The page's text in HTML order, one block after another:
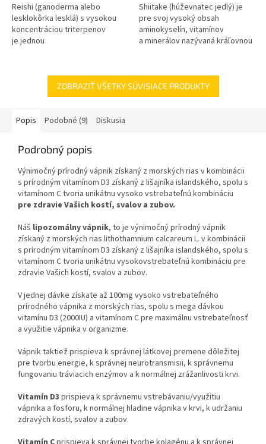
Reishi (ganoderma alebo
lesklokôrka lesklá) s vysokou
koncentráciou triterpenov
je jednou
sa využíva po...
Shiitake (húževnatec jedlý) je
pre svoj vysoký obsah
aminokyselín, vitamínov
a minerálov nazývaná kráľovnou
ZOBRAZIŤ VŠETKY SÚVISIACE PRODUKTY
Popis Podobné (9) Diskusia
Podrobný popis
Výnimočný prírodný vápnik získaný z morských rias v kombinácii
s prírodným vitamínom D3 získaný z lišajníka islandského, spolu s
vitamínom C tvoria unikátnu vysoko vstrebateľnú kombináciu
pre zdravie Vašich kostí, svalov a zubov.
Náš lipozomálny vápnik, to je výnimočný prírodný vápnik
získaný z morských rias lithothamnium calcareum L. v kombinácii
s prírodným vitamínom D3 získaný z lišajníka islandského, spolu s
vitamínom C tvoria unikátnu vysokovstrebateľnú kombináciu pre
zdravie Vašich kostí, svalov a zubov.
V jednej dávke získate až 100mg vysoko vstrebateľného
prírodného vápnika z morských rias, spolu s mega dávkou
vitamínu D3 (2000IU) a vitamínom C pre maximálnu vstrebateľnosť
a využitie vápnika v organizme.
Vápnik taktiež prispieva k správnej látkovej premene dôležitej
pre tvorbu energie, k správnej neurotransmisii, k správnemu
fungovaniu tráviacich enzýmov a k normálnej zrážanlivosti krvi.
Vitamín D3 prispieva k správnemu vstrebávaniu/využitiu
vápnika a fosforu, k normálnej hladine vápnika v krvi, k udržaniu
zdravých kostí, svalov a zubov.